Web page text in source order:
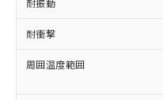
耐振動
耐衝撃
周囲温度範囲
正式な納期
様のお取引
ムロン制御
オムロン制
販売
但し、RoHS指令で産
適用除外項目は除く。
フタル酸エステル類の
図的な使用がないこと
DBP(フタル酸ジブチ
イソブチル) :
DEHP(フタル酸ビス
全に破砕す
いよう必要
当社は貴社
ル、化学兵
武器並びに
一定数
－
在庫な
いては